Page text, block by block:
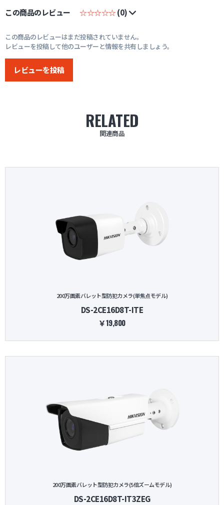
この商品のレビュー ☆☆☆☆☆(0)
この商品のレビューはまだ投稿されていません。
レビューを投稿して他のユーザーと情報を共有しましょう。
レビューを投稿
RELATED
関連商品
200万画素バレット型防犯カメラ(単焦点モデル)
DS-2CE16D8T-ITE
￥19,800
200万画素バレット型防犯カメラ(5倍ズームモデル)
DS-2CE16D8T-IT3ZEG